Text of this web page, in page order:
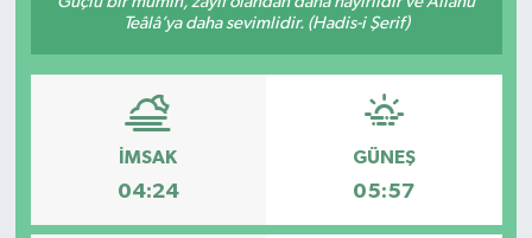
Teâlâ’ya daha sevimlidir. (Hadis-i Şerif)
İMSAK
04:24
GÜNEŞ
05:57
Dursunbey
Edremit
EĞİTİM